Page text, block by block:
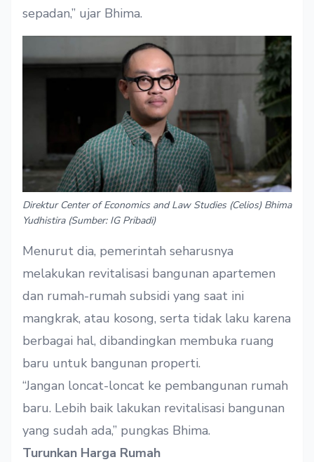
sepadan,” ujar Bhima.
Direktur Center of Economics and Law Studies (Celios) Bhima
Yudhistira (Sumber: IG Pribadi)
Menurut dia, pemerintah seharusnya
melakukan revitalisasi bangunan apartemen
dan rumah-rumah subsidi yang saat ini
mangkrak, atau kosong, serta tidak laku karena
berbagai hal, dibandingkan membuka ruang
baru untuk bangunan properti.
“Jangan loncat-loncat ke pembangunan rumah
baru. Lebih baik lakukan revitalisasi bangunan
yang sudah ada,” pungkas Bhima.
Turunkan Harga Rumah